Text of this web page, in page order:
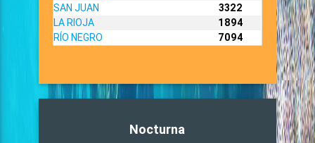
SAN JUAN
3322
LA RIOJA
1894
RÍO NEGRO
7094
Nocturna